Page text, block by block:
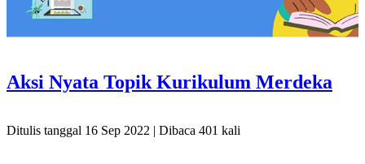
Aksi Nyata Topik Kurikulum Merdeka
Ditulis tanggal 16 Sep 2022 | Dibaca 401 kali